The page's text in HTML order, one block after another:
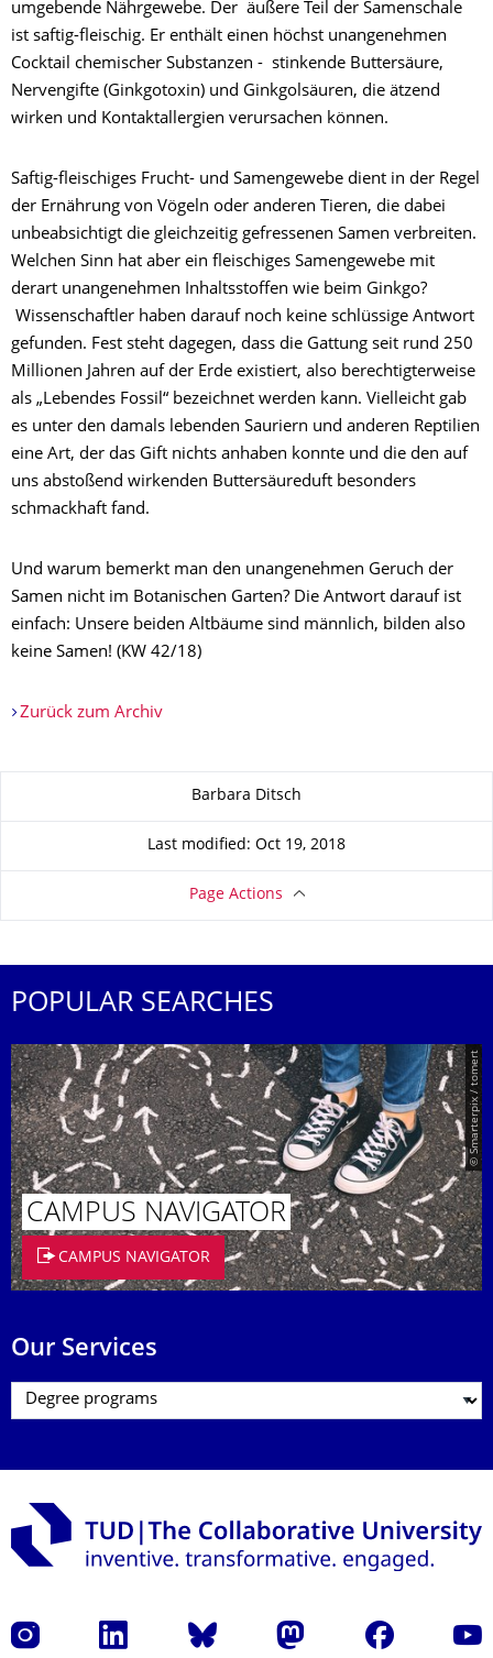
umgebende Nährgewebe. Der äußere Teil der Samenschale
ist saftig-fleischig. Er enthält einen höchst unangenehmen
Cocktail chemischer Substanzen - stinkende Buttersäure,
Nervengifte (Ginkgotoxin) und Ginkgolsäuren, die ätzend
wirken und Kontaktallergien verursachen können.
Saftig-fleischiges Frucht- und Samengewebe dient in der Regel
der Ernährung von Vögeln oder anderen Tieren, die dabei
unbeabsichtigt die gleichzeitig gefressenen Samen verbreiten.
Welchen Sinn hat aber ein fleischiges Samengewebe mit
derart unangenehmen Inhaltsstoffen wie beim Ginkgo?
Wissenschaftler haben darauf noch keine schlüssige Antwort
gefunden. Fest steht dagegen, dass die Gattung seit rund 250
Millionen Jahren auf der Erde existiert, also berechtigterweise
als „Lebendes Fossil“ bezeichnet werden kann. Vielleicht gab
es unter den damals lebenden Sauriern und anderen Reptilien
eine Art, der das Gift nichts anhaben konnte und die den auf
uns abstoßend wirkenden Buttersäureduft besonders
schmackhaft fand.
Und warum bemerkt man den unangenehmen Geruch der
Samen nicht im Botanischen Garten? Die Antwort darauf ist
einfach: Unsere beiden Altbäume sind männlich, bilden also
keine Samen! (KW 42/18)
Zurück zum Archiv
Barbara Ditsch
Last modified: Oct 19, 2018
Page Actions
POPULAR SEARCHES
© Smarterpix / tomert
CAMPUS NAVIGATOR
CAMPUS NAVIGATOR
Our Services
Instagram LinkedIn Bluesky Mastodon Facebook